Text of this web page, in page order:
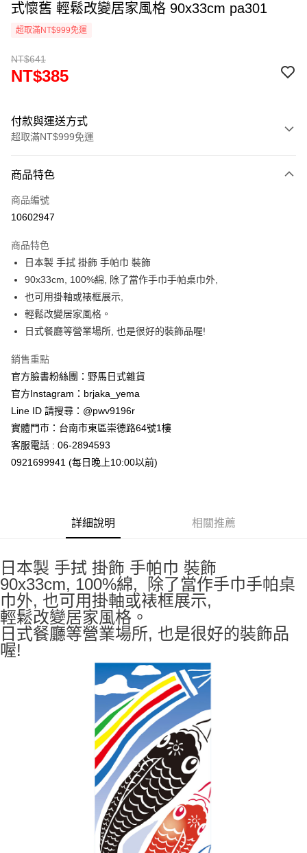
式懷舊 輕鬆改變居家風格 90x33cm pa301
超取滿NT$999免運
NT$641
NT$385
付款與運送方式
超取滿NT$999免運
信用卡一次付款
信用卡分期付款
合作金庫商業銀行
華南商業銀行
上海商業儲蓄銀行
台北富邦商業銀行
國泰世華商業銀行
臺灣中小企業銀行
匯豐（台灣）商業銀行
華泰商業銀行
聯邦商業銀行
遠東國際商業銀行
元大商業銀行
台新國際商業銀行
台灣樂天信用卡公司
超商取貨付款
LINE Pay
Apple Pay
街口支付
悠遊付
Google Pay
ATM付款
運送方式
全家取貨付款
每筆NT$65，滿NT$999(含以上)免運費
每筆NT$65，滿NT$999(含以上)免運費
付款後7-11取貨
每筆NT$65，滿NT$999(含以上)免運費
宅配
每筆NT$100，滿NT$999(含以上)免運費
商品特色
商品編號
10602947
商品特色
日本製 手拭 掛飾 手帕巾 裝飾
90x33cm, 100%綿, 除了當作手巾手帕桌巾外,
也可用掛軸或裱框展示,
輕鬆改變居家風格。
日式餐廳等營業場所, 也是很好的裝飾品喔!
銷售重點
官方臉書粉絲團：野馬日式雜貨
官方Instagram：brjaka_yema
Line ID 請搜尋：@pwv9196r
實體門市：台南市東區崇德路64號1樓
客服電話 : 06-2894593
0921699941 (每日晚上10:00以前)
詳細說明 相關推薦
日本製 手拭 掛飾 手帕巾 裝飾
90x33cm, 100%綿, 除了當作手巾手帕桌
巾外, 也可用掛軸或裱框展示,
輕鬆改變居家風格。
日式餐廳等營業場所, 也是很好的裝飾品
喔!